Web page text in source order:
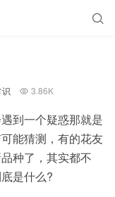

 3.86K
到一个疑惑那就是
能猜测，有的花友
种了，其实都不
是什么?